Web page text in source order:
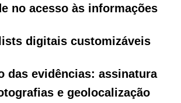
no acesso às informações
digitais customizáveis
das evidências: assinatura
e geolocalização